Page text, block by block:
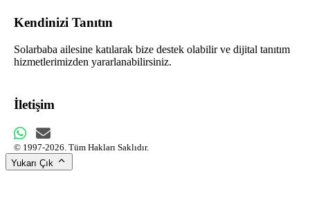
Kendinizi Tanıtın
Solarbaba ailesine katılarak bize destek olabilir ve dijital tanıtım
hizmetlerimizden yararlanabilirsiniz.
İletişim
© 1997-2026. Tüm Hakları Saklıdır.
Yukarı Çık